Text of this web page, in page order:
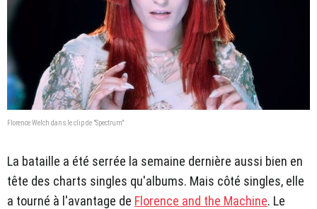
Florence Welch dans le clip de "Spectrum"
La bataille a été serrée la semaine dernière aussi bien en
tête des charts singles qu'albums. Mais côté singles, elle
a tourné à l'avantage de Florence and the Machine. Le